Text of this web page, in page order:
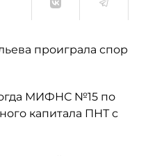
проиграла спор
МИФНС №15 по
капитала ПНТ с